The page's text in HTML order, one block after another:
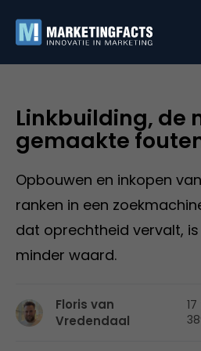
Linkbuilding, de
gemaakte
Opbouwen en inkopen
ranken in een
dat oprechtheid vervalt,
minder waard.
Floris van
Vredendaal